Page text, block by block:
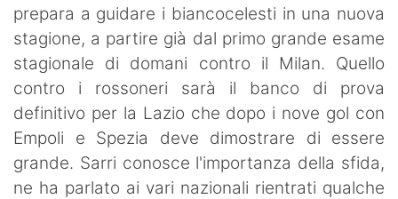
prepara a guidare i biancocelesti in una nuova
stagione, a partire già dal primo grande esame
stagionale di domani contro il Milan. Quello
contro i rossoneri sarà il banco di prova
definitivo per la Lazio che dopo i nove gol con
Empoli e Spezia deve dimostrare di essere
grande. Sarri conosce l'importanza della sfida,
ne ha parlato ai vari nazionali rientrati qualche